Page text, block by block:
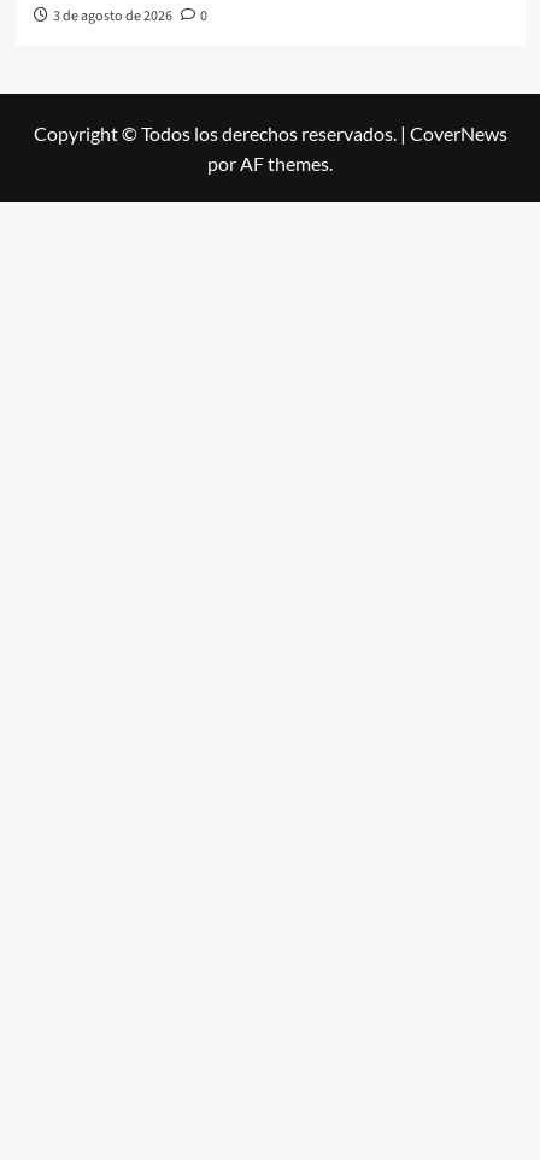
3 de agosto de 2026 0
Copyright © Todos los derechos reservados. | CoverNews
por AF themes.